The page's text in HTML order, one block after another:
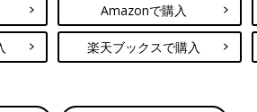
Amazonで購入
楽天ブックスで購入